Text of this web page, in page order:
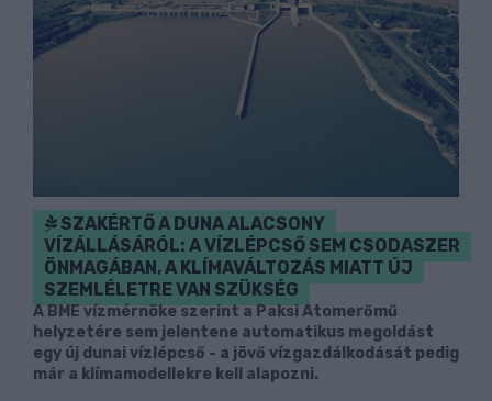
SZAKÉRTŐ A DUNA ALACSONY
VÍZÁLLÁSÁRÓL: A VÍZLÉPCSŐ SEM CSODASZER
ÖNMAGÁBAN, A KLÍMAVÁLTOZÁS MIATT ÚJ
SZEMLÉLETRE VAN SZÜKSÉG
A BME vízmérnöke szerint a Paksi Atomerőmű
helyzetére sem jelentene automatikus megoldást
egy új dunai vízlépcső - a jövő vízgazdálkodását pedig
már a klímamodellekre kell alapozni.